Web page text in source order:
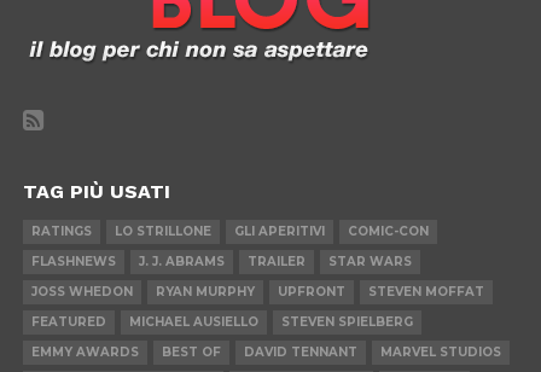
TAG PIÙ USATI
RATINGS LO STRILLONE GLI APERITIVI
COMIC-CON
FLASHNEWS
J. J. ABRAMS TRAILER
STAR WARS
JOSS WHEDON
RYAN MURPHY UPFRONT
STEVEN MOFFAT
FEATURED
MICHAEL AUSIELLO
STEVEN SPIELBERG
EMMY AWARDS
BEST OF DAVID TENNANT
MARVEL STUDIOS